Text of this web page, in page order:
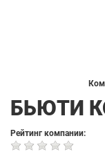
БЬЮТИ
Рейтинг компании: